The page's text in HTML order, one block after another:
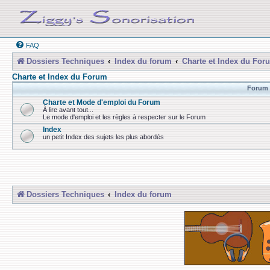
FAQ
Dossiers Techniques Index du forum
Charte et Index du
Charte et Index du Forum
Forum
Charte et Mode d'emploi du Forum
À lire avant tout...
Le mode d'emploi et les règles à respecter sur le Forum
Index
un petit Index des sujets les plus abordés
Dossiers Techniques Index du forum